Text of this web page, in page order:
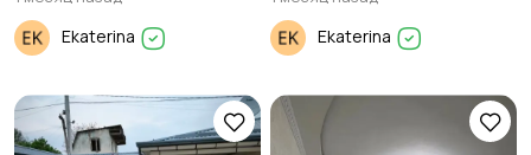
Ekaterina Ekaterina